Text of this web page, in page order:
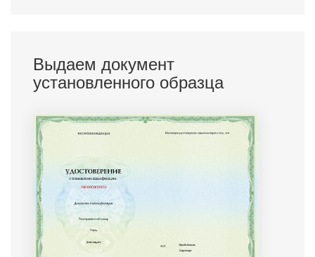
Выдаем документ
установленного образца